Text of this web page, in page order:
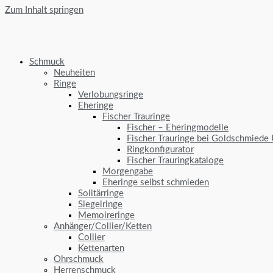
Zum Inhalt springen
Schmuck
Neuheiten
Ringe
Verlobungsringe
Eheringe
Fischer Trauringe
Fischer – Eheringmodelle
Fischer Trauringe bei Goldschmiede
Ringkonfigurator
Fischer Trauringkataloge
Morgengabe
Eheringe selbst schmieden
Solitärringe
Siegelringe
Memoireringe
Anhänger/Collier/Ketten
Collier
Kettenarten
Ohrschmuck
Herrenschmuck